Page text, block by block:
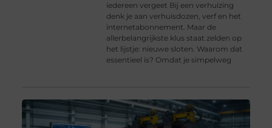
iedereen vergeet Bij een verhuizing
denk je aan verhuisdozen, verf en het
internetabonnement. Maar de
allerbelangrijkste klus staat zelden op
het lijstje: nieuwe sloten. Waarom dat
essentieel is? Omdat je simpelweg